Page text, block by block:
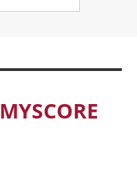
MYSCORE